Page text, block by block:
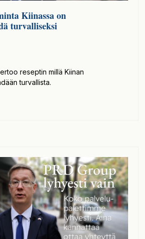
Kiinassa on
turvalliseksi
reseptin millä Kiinan
turvallista.